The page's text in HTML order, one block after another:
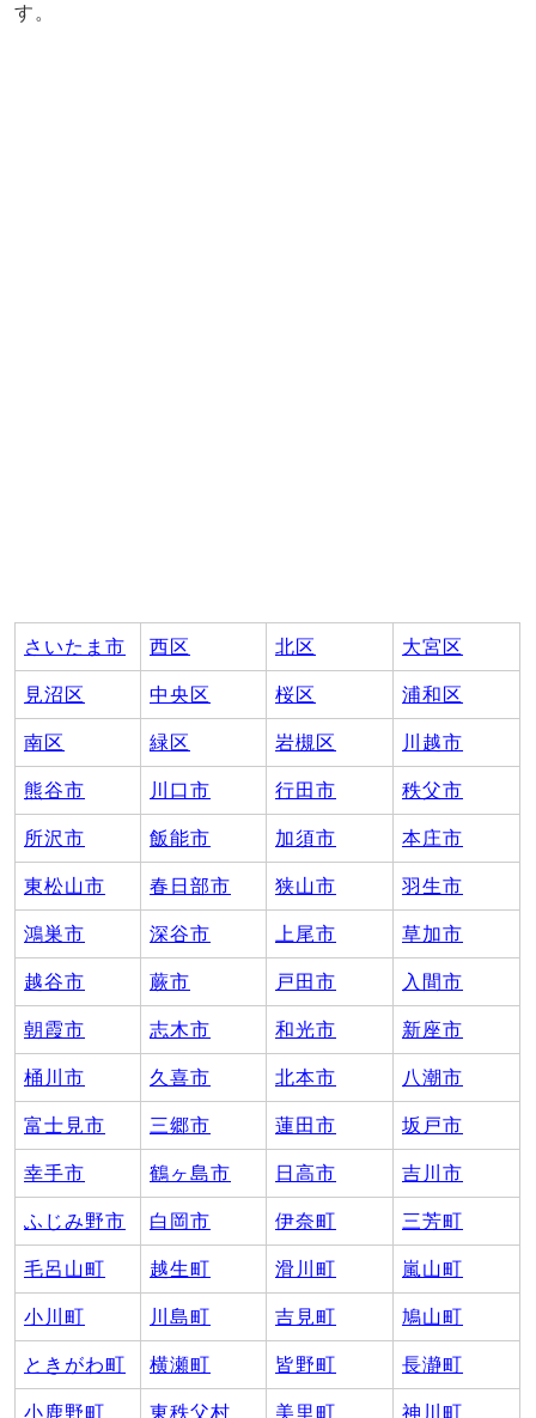
す。
さいたま市 西区 北区 大宮区
見沼区 中央区 桜区 浦和区
南区 緑区 岩槻区 川越市
熊谷市 川口市 行田市 秩父市
所沢市 飯能市 加須市 本庄市
東松山市 春日部市 狭山市 羽生市
鴻巣市 深谷市 上尾市 草加市
越谷市 蕨市 戸田市 入間市
朝霞市 志木市 和光市 新座市
桶川市 久喜市 北本市 八潮市
富士見市 三郷市 蓮田市 坂戸市
幸手市 鶴ヶ島市 日高市 吉川市
ふじみ野市 白岡市 伊奈町 三芳町
毛呂山町 越生町 滑川町 嵐山町
小川町 川島町 吉見町 鳩山町
ときがわ町 横瀬町 皆野町 長瀞町
小鹿野町 東秩父村 美里町 神川町